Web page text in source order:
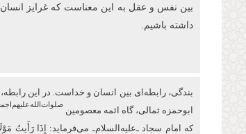
بین نفس و عقل به این معناست که غرایز
داشته باشیم.
بندگی، رابطه‌ای بین انسان و خداست. در این
ابو‌حمزه ثمالی، گاه ائمه معصومین
كه امام سجاد ـ‌علیه‌السلام‌ـ می‌فرماید: إِذَا